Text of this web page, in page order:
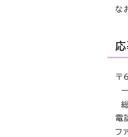
な
〒
電
フ